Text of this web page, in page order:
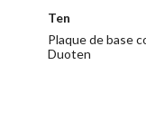
Ten
Plaque de base
Duoten